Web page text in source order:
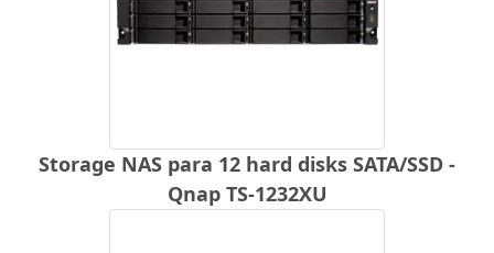
Storage NAS para 12 hard disks SATA/SSD -
Qnap TS-1232XU